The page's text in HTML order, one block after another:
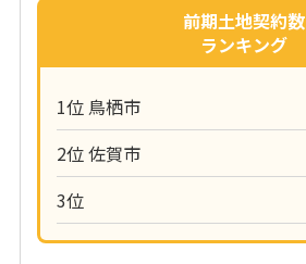
前期土地契約数
ランキング
1位 鳥栖市
2位 佐賀市
3位